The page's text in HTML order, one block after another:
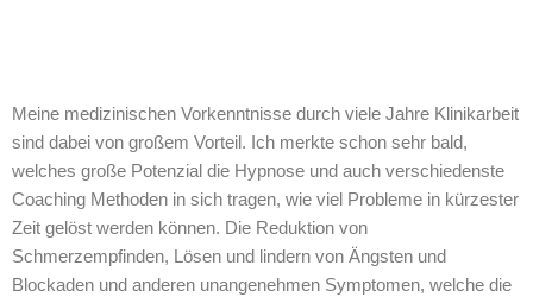
Meine medizinischen Vorkenntnisse durch viele Jahre Klinikarbeit
sind dabei von großem Vorteil. Ich merkte schon sehr bald,
welches große Potenzial die Hypnose und auch verschiedenste
Coaching Methoden in sich tragen, wie viel Probleme in kürzester
Zeit gelöst werden können. Die Reduktion von
Schmerzempfinden, Lösen und lindern von Ängsten und
Blockaden und anderen unangenehmen Symptomen, welche die